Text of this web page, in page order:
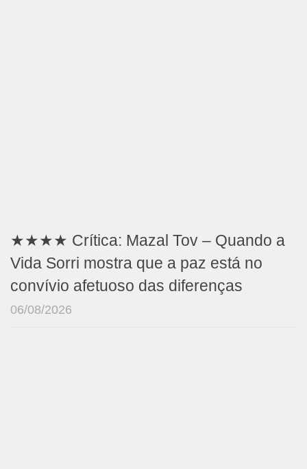
★★★★ Crítica: Mazal Tov – Quando a
Vida Sorri mostra que a paz está no
convívio afetuoso das diferenças
06/08/2026